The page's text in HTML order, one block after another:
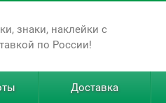
знаки, наклейки с
по России!
Доставка